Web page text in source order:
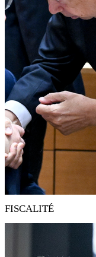
FISCALITÉ